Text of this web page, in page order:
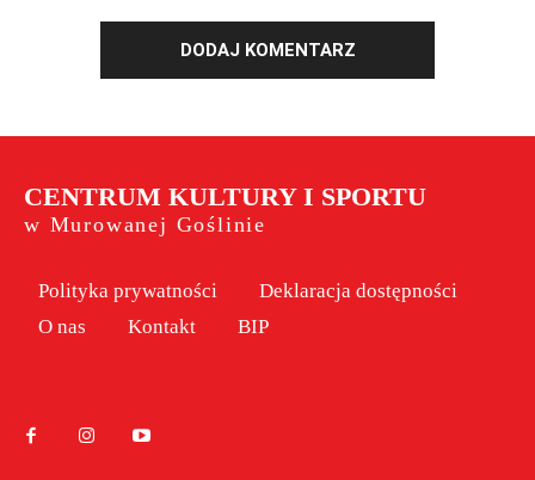
CENTRUM KULTURY I SPORTU
w Murowanej Goślinie
Polityka prywatności
Deklaracja dostępności
O nas
Kontakt BIP